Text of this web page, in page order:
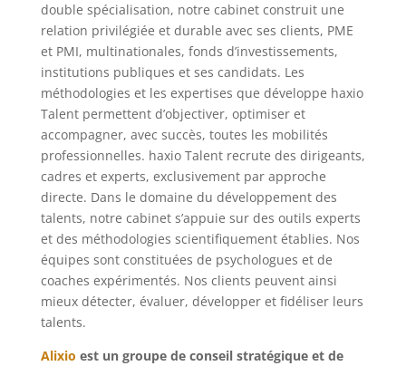
double spécialisation, notre cabinet construit une
relation privilégiée et durable avec ses clients, PME
et PMI, multinationales, fonds d’investissements,
institutions publiques et ses candidats. Les
méthodologies et les expertises que développe haxio
Talent permettent d’objectiver, optimiser et
accompagner, avec succès, toutes les mobilités
professionnelles. haxio Talent recrute des dirigeants,
cadres et experts, exclusivement par approche
directe. Dans le domaine du développement des
talents, notre cabinet s’appuie sur des outils experts
et des méthodologies scientifiquement établies. Nos
équipes sont constituées de psychologues et de
coaches expérimentés. Nos clients peuvent ainsi
mieux détecter, évaluer, développer et fidéliser leurs
talents.
Alixio est un groupe de conseil stratégique et de